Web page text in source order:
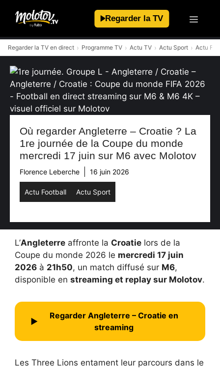
Regarder la TV
Regarder la TV en direct Programme TV Actu TV Actu Sport Actu
Où regarder Angleterre – Croatie ? La
1re journée de la Coupe du monde
mercredi 17 juin sur M6 avec Molotov
Florence Leberche 16 juin 2026
Actu Football Actu Sport
L’Angleterre affronte la Croatie lors de la
Coupe du monde 2026 le mercredi 17 juin
2026 à 21h50, un match diffusé sur M6,
disponible en streaming et replay sur Molotov.
▶
Regarder Angleterre – Croatie en
streaming
Les Three Lions entament leur parcours dans le